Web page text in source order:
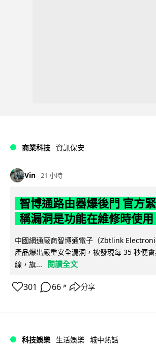
商業科技 資訊保安
Vin 21 小時
智博通路由器爆後門 官方
稱漏洞是功能在維修時使用
中國網通廠商智博通電子（Zbtlink
產品爆出嚴重安全漏洞，被發現每 35 秒便
線，旗...
閱讀全文
301 66 ↗ 分享
科技娛樂 生活娛樂 城中熱話